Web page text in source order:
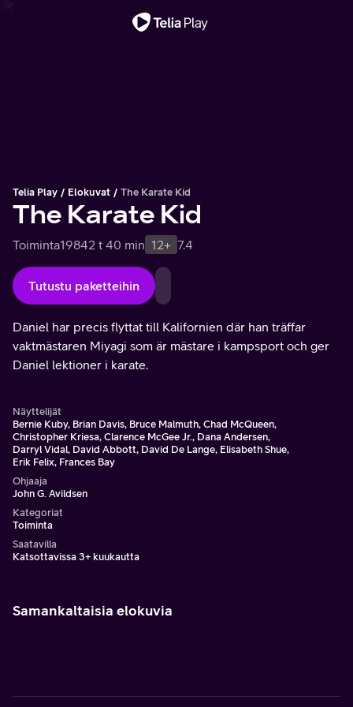
Telia Play Elokuvat The Karate Kid
The Karate Kid
Toiminta19842 t 40 min 12+ 7.4
Tutustu paketteihin
Daniel har precis flyttat till Kalifornien där han träffar
vaktmästaren Miyagi som är mästare i kampsport och ger
Daniel lektioner i karate.
Näyttelijät
Bernie Kuby, Brian Davis, Bruce Malmuth, Chad McQueen,
Christopher Kriesa, Clarence McGee Jr., Dana Andersen,
Darryl Vidal, David Abbott, David De Lange, Elisabeth Shue,
Erik Felix, Frances Bay
Ohjaaja
John G. Avildsen
Kategoriat
Toiminta
Saatavilla
Katsottavissa 3+ kuukautta
Samankaltaisia elokuvia